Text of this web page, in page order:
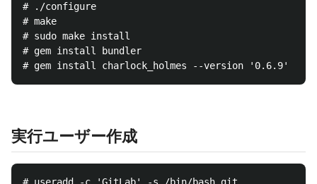
# ./configure
# make
# sudo make install
# gem install bundler
実行ユーザー作成